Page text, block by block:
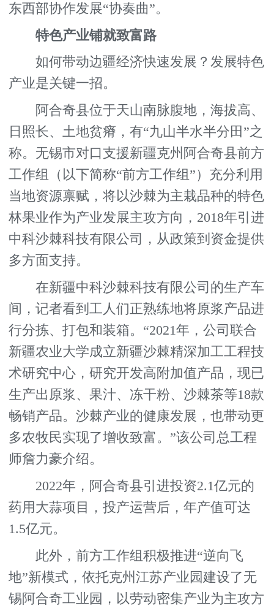
东西部协作发展“协奏曲”。
特色产业铺就致富路
如何带动边疆经济快速发展？发展特色
产业是关键一招。
阿合奇县位于天山南脉腹地，海拔高、
日照长、土地贫瘠，有“九山半水半分田”之
称。无锡市对口支援新疆克州阿合奇县前方
工作组（以下简称“前方工作组”）充分利用
当地资源禀赋，将以沙棘为主栽品种的特色
林果业作为产业发展主攻方向，2018年引进
中科沙棘科技有限公司，从政策到资金提供
多方面支持。
在新疆中科沙棘科技有限公司的生产车
间，记者看到工人们正熟练地将原浆产品进
行分拣、打包和装箱。“2021年，公司联合
新疆农业大学成立新疆沙棘精深加工工程技
术研究中心，研究开发高附加值产品，现已
生产出原浆、果汁、冻干粉、沙棘茶等18款
畅销产品。沙棘产业的健康发展，也带动更
多农牧民实现了增收致富。”该公司总工程
师詹力豪介绍。
2022年，阿合奇县引进投资2.1亿元的
药用大蒜项目，投产运营后，年产值可达
1.5亿元。
此外，前方工作组积极推进“逆向飞
地”新模式，依托克州江苏产业园建设了无
锡阿合奇工业园，以劳动密集产业为主攻方